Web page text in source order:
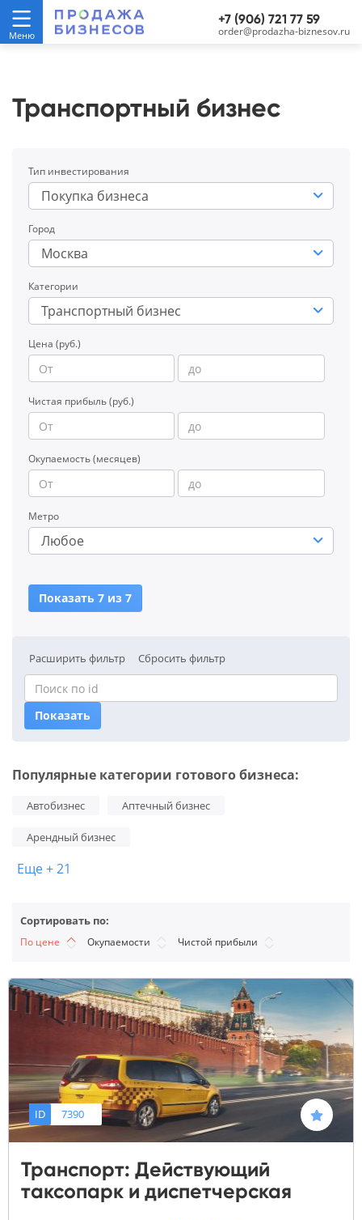
+7 (906) 721 77 59
order@prodazha-biznesov.ru
Транспортный бизнес
Тип инвестирования
Покупка бизнеса
Город
Москва
Категории
Транспортный бизнес
Цена (руб.)
Чистая прибыль (руб.)
Окупаемость (месяцев)
Метро
Любое
Показать 7 из 7
Расширить фильтр Сбросить фильтр
Показать
Популярные категории готового бизнеса:
Автобизнес Аптечный бизнес
Арендный бизнес
Еще + 21
Сортировать по:
По цене Окупаемости Чистой прибыли
ID 7390
Транспорт: Действующий
таксопарк и диспетчерская